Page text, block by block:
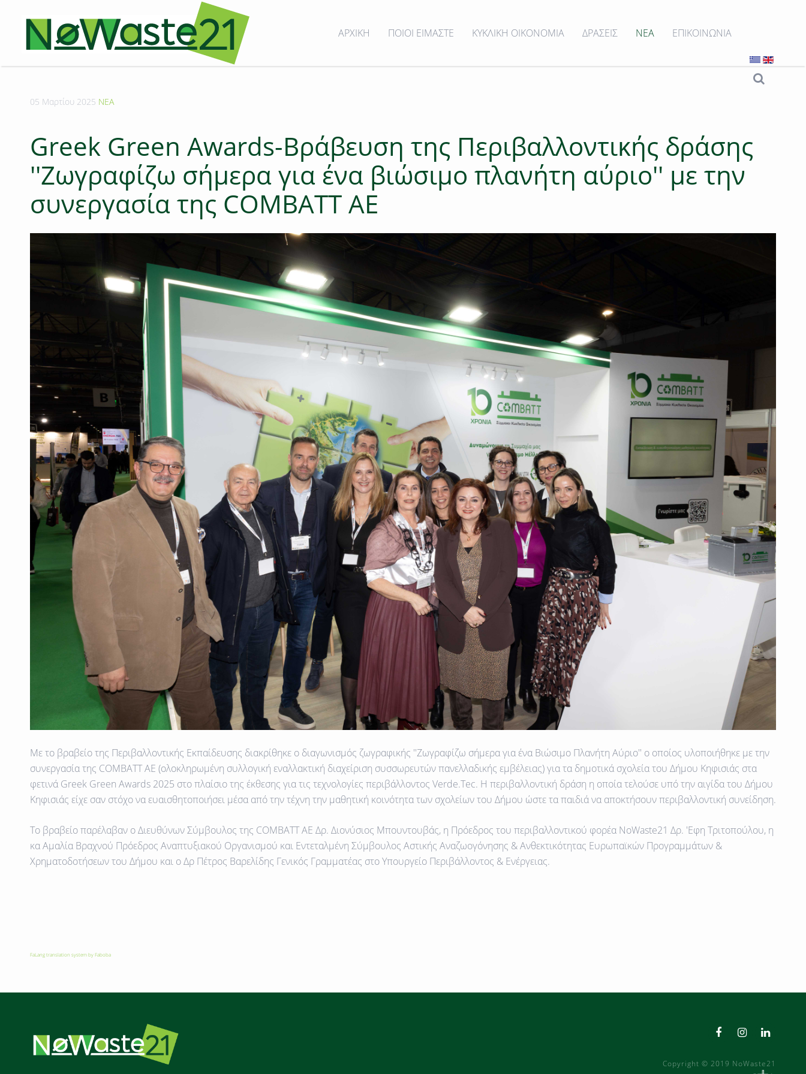
ΑΡΧΙΚΗ ΠΟΙΟΙ ΕΙΜΑΣΤΕ ΚΥΚΛΙΚΗ ΟΙΚΟΝΟΜΙΑ ΔΡΑΣΕΙΣ ΝΕΑ ΕΠΙΚΟΙΝΩΝΙΑ
05 Μαρτίου 2025 ΝΕΑ
Greek Green Awards-Bράβευση της Περιβαλλοντικής δράσης
''Ζωγραφίζω σήμερα για ένα βιώσιμο πλανήτη αύριο'' με την
συνεργασία της COMBATT AE
Με το βραβείο της Περιβαλλοντικής Εκπαίδευσης διακρίθηκε ο διαγωνισμός ζωγραφικής ''Ζωγραφίζω σήμερα για ένα Βιώσιμο Πλανήτη Αύριο'' ο οποίος υλοποιήθηκε με την
συνεργασία της COMBATT AE (ολοκληρωμένη συλλογική εναλλακτική διαχείριση συσσωρευτών πανελλαδικής εμβέλειας) για τα δημοτικά σχολεία του Δήμου Κηφισιάς στα
φετινά Greek Green Awards 2025 στο πλαίσιο της έκθεσης για τις τεχνολογίες περιβάλλοντος Verde.Tec. H περιβαλλοντική δράση η οποία τελούσε υπό την αιγίδα του Δήμου
Κηφισιάς είχε σαν στόχο να ευαισθητοποιήσει μέσα από την τέχνη την μαθητική κοινότητα των σχολείων του Δήμου ώστε τα παιδιά να αποκτήσουν περιβαλλοντική συνείδηση.
Το βραβείο παρέλαβαν ο Διευθύνων Σύμβουλος της COMBATT AE Δρ. Διονύσιος Μπουντουβάς, η Πρόεδρος του περιβαλλοντικού φορέα NoWaste21 Δρ. 'Εφη Τριτοπούλου, η
κα Αμαλία Βραχνού Πρόεδρος Αναπτυξιακού Οργανισμού και Εντεταλμένη Σύμβουλος Αστικής Αναζωογόνησης & Ανθεκτικότητας Ευρωπαϊκών Προγραμμάτων &
Χρηματοδοτήσεων του Δήμου και ο Δρ Πέτρος Βαρελίδης Γενικός Γραμματέας στο Υπουργείο Περιβάλλοντος & Ενέργειας.
FaLang translation system by Faboba
Copyright © 2019 NoWaste21